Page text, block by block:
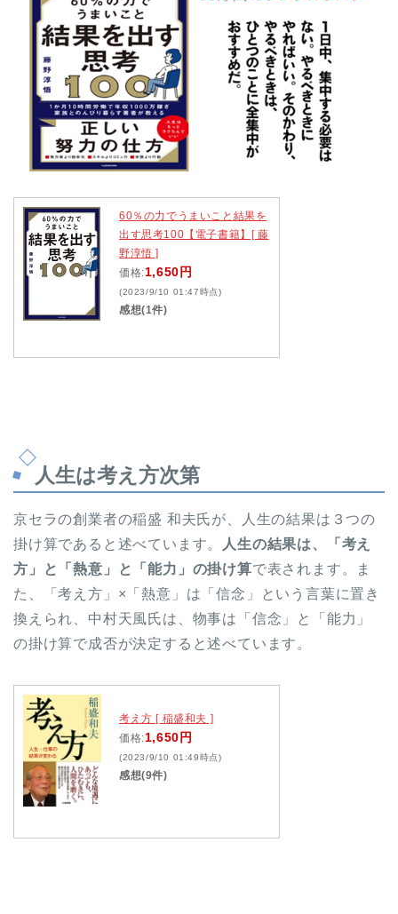
60％の力でうまいこと結果を
出す思考100【電子書籍】[ 藤
野淳悟 ]
価格:1,650円
(2023/9/10 01:47時点)
感想(1件)
人生は考え方次第
京セラの創業者の稲盛 和夫氏が、人生の結果は３つの
掛け算であると述べています。
人生の結果は、「考え
方」と「熱意」と「能力」の掛け算で表されます。ま
た、「考え方」×「熱意」は「信念」という言葉に置き
換えられ、中村天風氏は、物事は「信念」と「能力」
の掛け算で成否が決定すると述べています。
考え方 [ 稲盛和夫 ]
価格:1,650円
(2023/9/10 01:49時点)
感想(9件)